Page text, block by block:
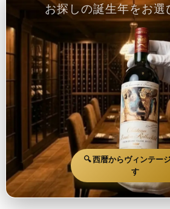
お探しの誕生年をお選
🔍 西暦からヴィンテー
す